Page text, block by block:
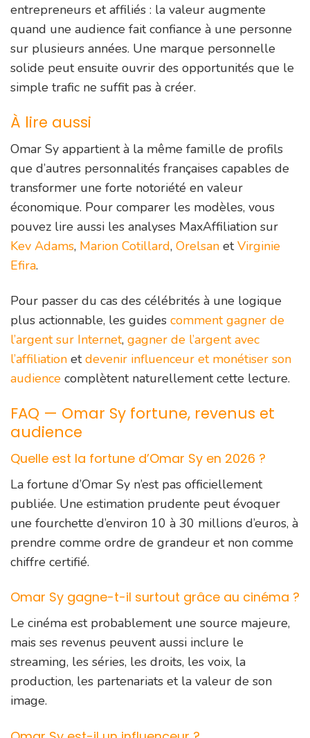
entrepreneurs et affiliés : la valeur augmente
quand une audience fait confiance à une personne
sur plusieurs années. Une marque personnelle
solide peut ensuite ouvrir des opportunités que le
simple trafic ne suffit pas à créer.
À lire aussi
Omar Sy appartient à la même famille de profils
que d’autres personnalités françaises capables de
transformer une forte notoriété en valeur
économique. Pour comparer les modèles, vous
pouvez lire aussi les analyses MaxAffiliation sur
Kev Adams, Marion Cotillard, Orelsan etVirginie
Efira.
Pour passer du cas des célébrités à une logique
plus actionnable, les guides comment gagner de
l’argent sur Internet, gagner de l’argent avec
l’affiliation etdevenir influenceur et monétiser son
audience complètent naturellement cette lecture.
FAQ — Omar Sy fortune, revenus et
audience
Quelle est la fortune d’Omar Sy en 2026 ?
La fortune d’Omar Sy n’est pas officiellement
publiée. Une estimation prudente peut évoquer
une fourchette d’environ 10 à 30 millions d’euros, à
prendre comme ordre de grandeur et non comme
chiffre certifié.
Omar Sy gagne-t-il surtout grâce au cinéma ?
Le cinéma est probablement une source majeure,
mais ses revenus peuvent aussi inclure le
streaming, les séries, les droits, les voix, la
production, les partenariats et la valeur de son
image.